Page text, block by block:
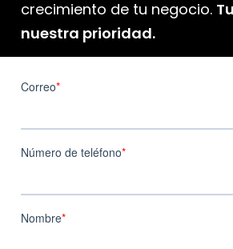
crecimiento de tu negocio.
nuestra prioridad.